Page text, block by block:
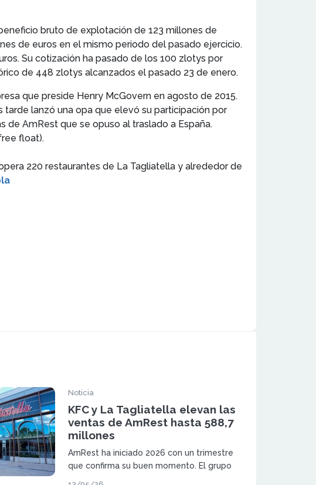
bruto de explotación de 123 millones de
de euros en el mismo periodo del pasado ejercicio.
Su cotización ha pasado de los 100 zlotys por
de 448 zlotys alcanzados el pasado 23 de enero.
que preside Henry McGovern en agosto de 2015.
lanzó una opa que elevó su participación por
de AmRest que se opuso al traslado a España.
float).
220 restaurantes de La Tagliatella y alrededor de
Noticia
KFC y La Tagliatella elevan las
ventas de AmRest hasta 588,7
millones
AmRest ha iniciado 2026 con un trimestre
que confirma su buen momento. El grupo